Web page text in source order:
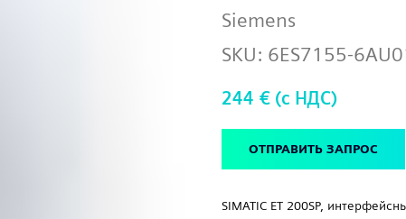
Siemens
SKU: 6ES7155-
244 € (c НДС)
ОТПРАВИТЬ ЗАПРОС
SIMATIC ET 200SP,